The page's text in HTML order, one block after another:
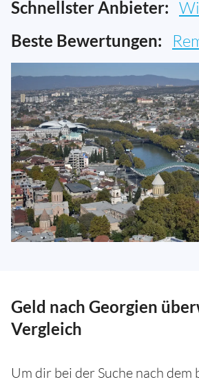
Schnellster Anbieter:
Beste Bewertungen:
Geld nach Georgien
Vergleich
Um dir bei der Suche nach